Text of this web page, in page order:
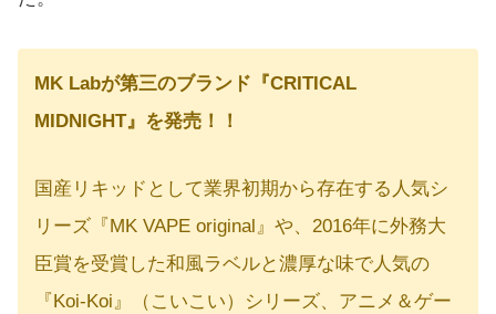
MK Labが第三のブランド『CRITICAL
MIDNIGHT』を発売！！
国産リキッドとして業界初期から存在する人気シ
リーズ『MK VAPE original』や、2016年に外務大
臣賞を受賞した和風ラベルと濃厚な味で人気の
『Koi-Koi』（こいこい）シリーズ、アニメ＆ゲー